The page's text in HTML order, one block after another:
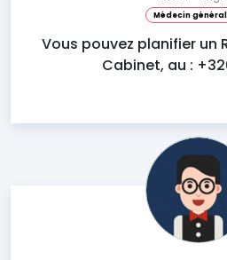
Médecin
Vous pouvez planifier un
Cabinet, au :